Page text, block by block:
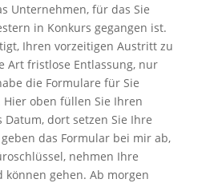
Unternehmen, für das Sie
in Konkurs gegangen ist.
Ihren vorzeitigen Austritt zu
Art fristlose Entlassung, nur
die Formulare für Sie
oben füllen Sie Ihren
Datum, dort setzen Sie Ihre
das Formular bei mir ab,
nehmen Ihre
können gehen. Ab morgen